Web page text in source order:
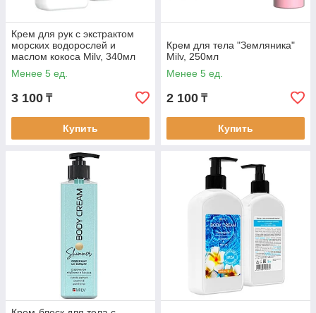
Крем для рук с экстрактом
морских водорослей и
маслом кокоса Milv, 340мл
Менее 5 ед.
3 100 ₸
Купить
Крем для тела "Земляника"
Milv, 250мл
Менее 5 ед.
2 100 ₸
Купить